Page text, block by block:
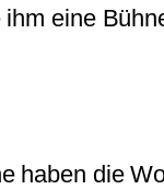
eine
haben die